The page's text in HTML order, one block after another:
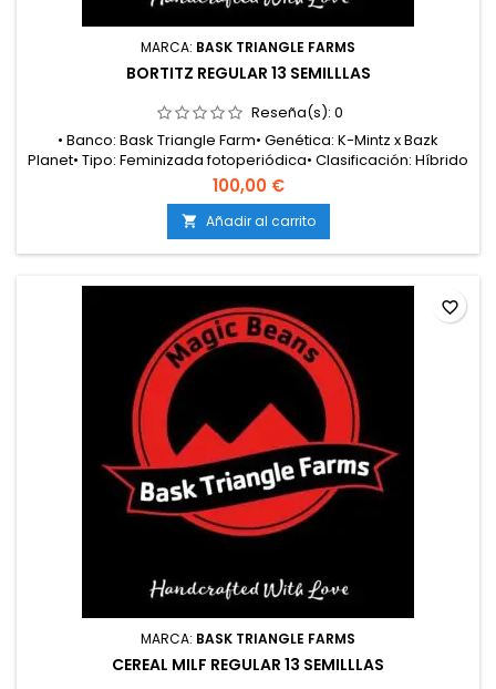
MARCA: BASK TRIANGLE FARMS
BORTITZ REGULAR 13 SEMILLLAS
Reseña(s): 0
• Banco: Bask Triangle Farm• Genética: K-Mintz x Bazk
Planet• Tipo: Feminizada fotoperiódica• Clasificación: Híbrido
60/40 índica• Floración: 8 – 9 semanas• Cosecha
exterior: Principios de octubre• Producción: Media –
alta• Cultivo: Interior / Exterior• Altura: Media• Aromas y
sabores: Menta dulce, crema, candy afrutado, gas ligero y
tropical• Efectos:...
100,00 €
 Añadir al carrito
MARCA: BASK TRIANGLE FARMS
CEREAL MILF REGULAR 13 SEMILLLAS
favorite_border